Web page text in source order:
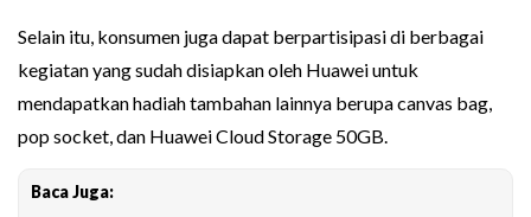
Selain itu, konsumen juga dapat berpartisipasi di berbagai
kegiatan yang sudah disiapkan oleh Huawei untuk
mendapatkan hadiah tambahan lainnya berupa canvas bag,
pop socket, dan Huawei Cloud Storage 50GB.
Baca Juga: